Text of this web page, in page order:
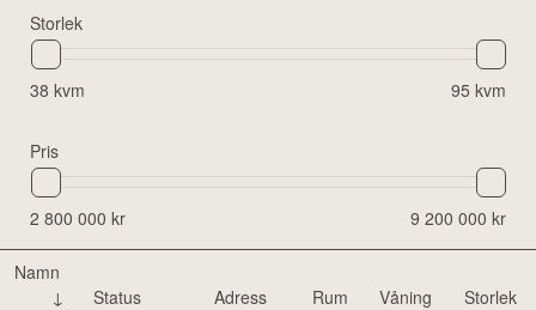
Storlek
38 kvm 95 kvm
Pris
2 800 000 kr 9 200 000 kr
Namn
Status
Adress Rum Våning
Storlek